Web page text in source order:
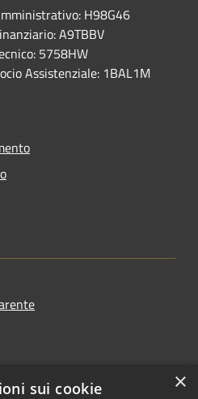
H98G46
A9TBBV
5758HW
Assistenziale: 1BAL1M
×
sui cookie